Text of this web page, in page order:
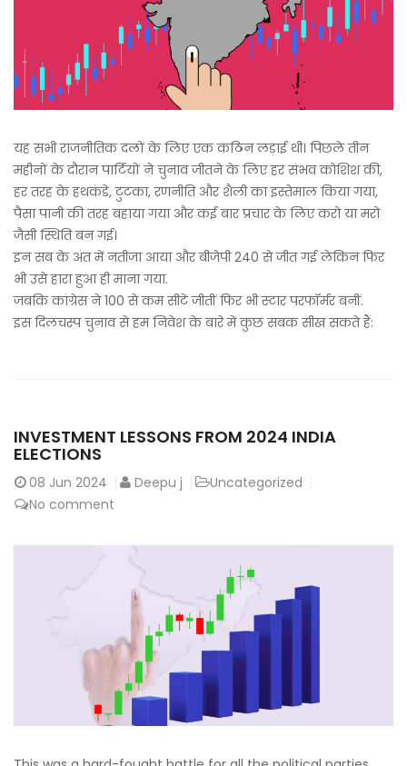
यह सभी राजनीतिक दलों के लिए एक कठिन लड़ाई थी। पिछले तीन
महीनों के दौरान पार्टियों ने चुनाव जीतने के लिए हर संभव कोशिश की,
हर तरह के हथकंडे, टुटका, रणनीति और शैली का इस्तेमाल किया गया,
पैसा पानी की तरह बहाया गया और कई बार प्रचार के लिए करो या मरो
जैसी स्थिति बन गई।
इन सब के अंत में नतीजा आया और बीजेपी 240 से जीत गई लेकिन फिर
भी उसे हारा हुआ ही माना गया.
जबकि कांग्रेस ने 100 से कम सीटें जीतीं फिर भी स्टार परफॉर्मर बनीं.
इस दिलचस्प चुनाव से हम निवेश के बारे में कुछ सबक सीख सकते हैं:
INVESTMENT LESSONS FROM 2024 INDIA
ELECTIONS
08 Jun 2024 Deepu j
Uncategorized
No comment